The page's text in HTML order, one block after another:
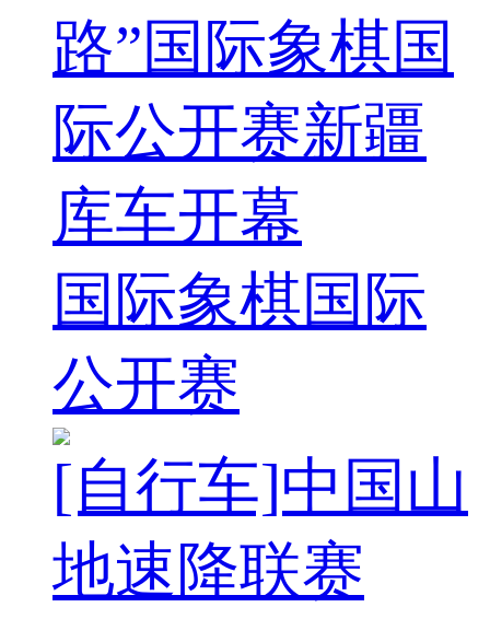
路”国际象棋国
际公开赛新疆
库车开幕
国际象棋国际
公开赛
[自行车]中国山
地速降联赛